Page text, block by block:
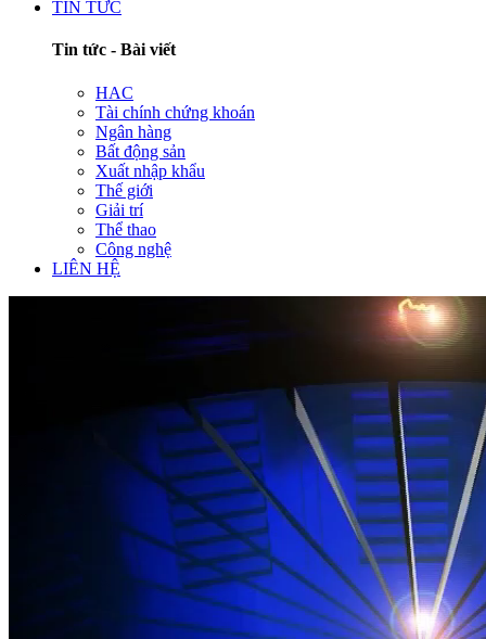
TIN TỨC
Tin tức - Bài viết
HAC
Tài chính chứng khoán
Ngân hàng
Bất động sản
Xuất nhập khẩu
Thế giới
Giải trí
Thể thao
Công nghệ
LIÊN HỆ